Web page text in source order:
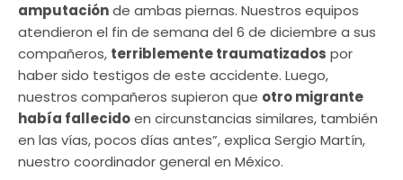
amputaciónde ambas piernas. Nuestros equipos
atendieron el fin de semana del 6 de diciembre a sus
compañeros, terriblemente traumatizados por
haber sido testigos de este accidente. Luego,
nuestros compañeros supieron que otro migrante
había fallecidoen circunstancias similares, también
en las vías, pocos días antes”, explica Sergio Martín,
nuestro coordinador general en México.